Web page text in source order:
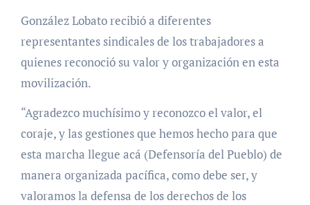
González Lobato recibió a diferentes
representantes sindicales de los trabajadores a
quienes reconoció su valor y organización en esta
movilización.
“Agradezco muchísimo y reconozco el valor, el
coraje, y las gestiones que hemos hecho para que
esta marcha llegue acá (Defensoría del Pueblo) de
manera organizada pacífica, como debe ser, y
valoramos la defensa de los derechos de los